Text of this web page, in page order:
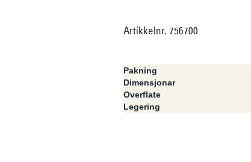
Artikkelnr. 756700
Pakning
Dimensjonar
Overflate
Legering